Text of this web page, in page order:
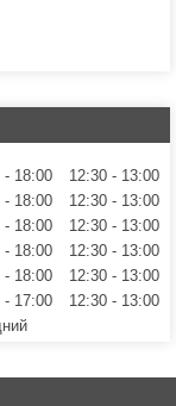
18:00 12:30
13:00
18:00 12:30
13:00
18:00 12:30
13:00
18:00 12:30
13:00
18:00 12:30
13:00
17:00 12:30
13:00